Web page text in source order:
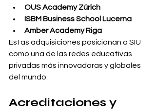
OUS Academy Zúrich
ISBM Business School Lucerna
Amber Academy Riga
Estas adquisiciones posicionan a SIU
como una de las redes educativas
privadas más innovadoras y globales
del mundo.
Acreditaciones y